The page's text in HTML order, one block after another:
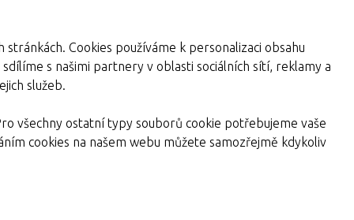
Cookies používáme k personalizaci obsahu
s našimi partnery v oblasti sociálních sítí, reklamy a
služeb.
všechny ostatní typy souborů cookie potřebujeme vaše
cookies na našem webu můžete samozřejmě kdykoliv